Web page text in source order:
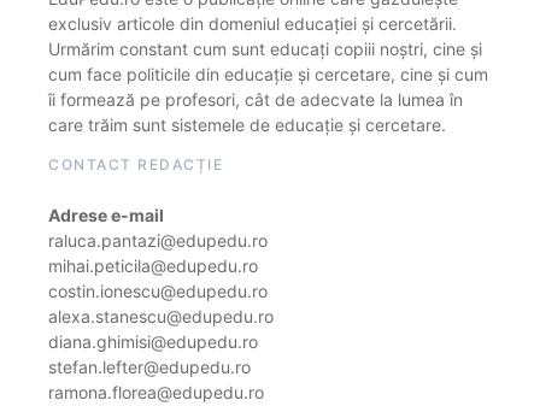
exclusiv articole din domeniul educației și cercetării.
Urmărim constant cum sunt educați copiii noștri, cine și
cum face politicile din educație și cercetare, cine și cum
îi formează pe profesori, cât de adecvate la lumea în
care trăim sunt sistemele de educație și cercetare.
CONTACT REDACȚIE
Adrese e-mail
raluca.pantazi@edupedu.ro
mihai.peticila@edupedu.ro
costin.ionescu@edupedu.ro
alexa.stanescu@edupedu.ro
diana.ghimisi@edupedu.ro
stefan.lefter@edupedu.ro
ramona.florea@edupedu.ro